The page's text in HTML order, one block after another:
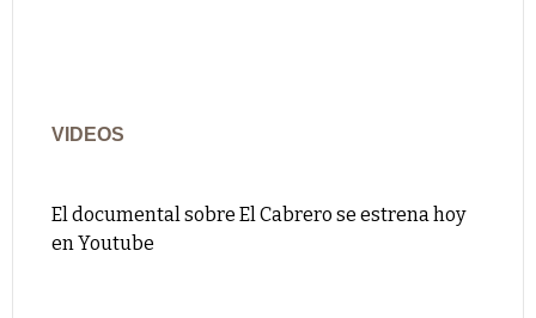
VIDEOS
El documental sobre El Cabrero se estrena hoy
en Youtube